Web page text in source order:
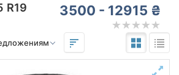
3500 - 12915 ₴